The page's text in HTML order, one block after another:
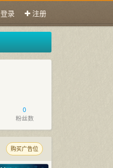
登录 注册
0
粉丝数
购买广告位